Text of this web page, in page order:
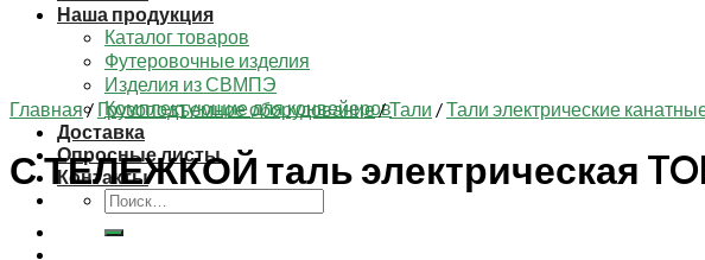
Наша продукция
Каталог товаров
Футеровочные изделия
Изделия из СВМПЭ
Комплектующие для конвейеров
Доставка
Опросные листы
Контакты
Искать:
Главная / Грузоподъемное оборудование/Тали /Тали электрические
С ТЕЛЕЖКОЙ таль электрическая